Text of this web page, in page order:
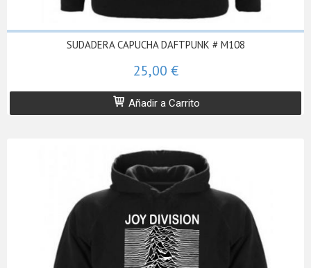
SUDADERA CAPUCHA DAFTPUNK # M108
25,00 €
Añadir a Carrito